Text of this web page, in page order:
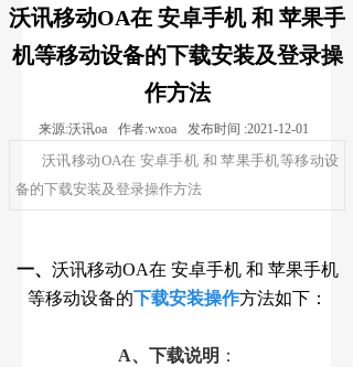
沃讯移动OA在 安卓手机 和 苹果手
机等移动设备的下载安装及登录操
作方法
来源:沃讯oa 作者:wxoa 发布时间 :2021-12-01
沃讯移动OA在 安卓手机 和 苹果手机等移动设
备的下载安装及登录操作方法
一、 沃讯移动OA在 安卓手机 和 苹果手机
等移动设备的下载安装操作方法如下：
A、下载说明 ：